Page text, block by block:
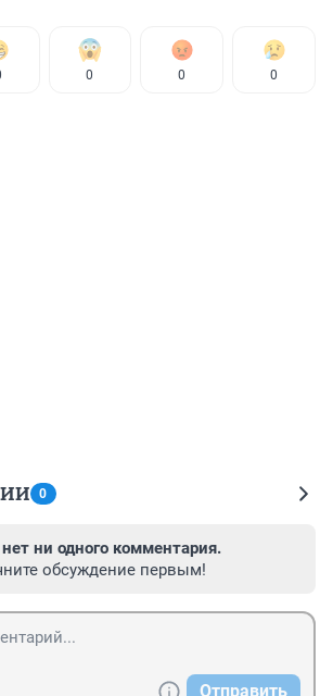
0 0 0
0
ни одного комментария.
обсуждение первым!
Отправить